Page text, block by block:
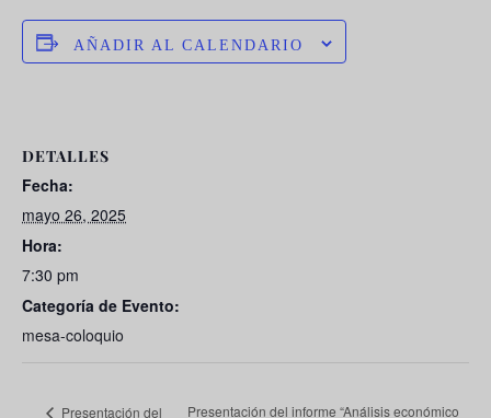
AÑADIR AL CALENDARIO
DETALLES
Fecha:
mayo 26, 2025
Hora:
7:30 pm
Categoría de Evento:
mesa-coloquio
Presentación del Presentación del informe “Análisis económico